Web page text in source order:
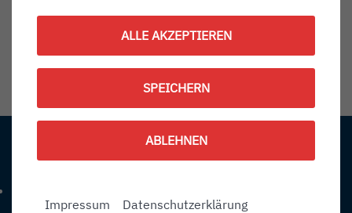
Kontakt
Telefonnummer: 4 9 0 7 5 4 1 2 8 4 0
ALLE AKZEPTIEREN
SPEICHERN
ABLEHNEN
Impressum Datenschutzerklärung